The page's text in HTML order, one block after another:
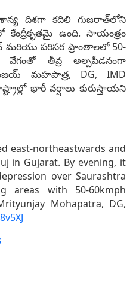
దిశగా కదిలి గుజరాత్‌లోని
కేంద్రీకృతమై ఉంది. సాయంత్రం
మరియు పరిసర ప్రాంతాలలో 50-
వేగంతో తీవ్ర అల్పపీడనంగా
మహపాత్ర, DG, IMD
భారీ వర్షాలు కురుస్తాయని
east-northeastwards and
in Gujarat. By evening, it
over Saurashtra
areas with 50-60kmph
Mohapatra, DG,